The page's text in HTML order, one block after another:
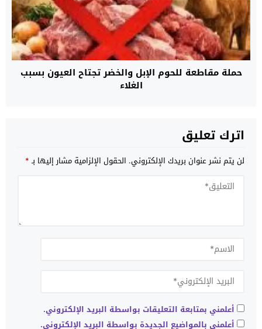
حملة مقاطعة للحوم الإبل والخضر تجتاح العيون بسبب
الغلاء
اترك تعليق
لن يتم نشر عنوان بريدك الإلكتروني. الحقول الإلزامية مشار إليها بـ*
أعلمني بمتابعة التعليقات بواسطة البريد الإلكتروني.
أعلمني بالمواضيع الجديدة بواسطة البريد الإلكتروني.